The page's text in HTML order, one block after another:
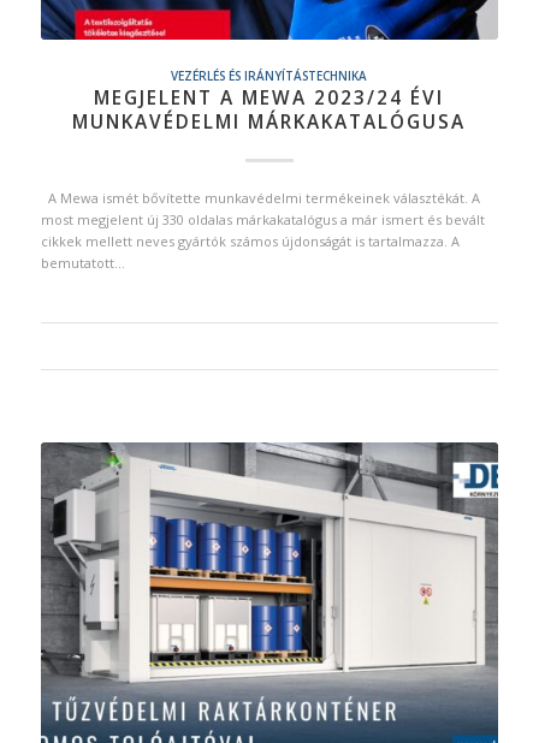
VEZÉRLÉS ÉS IRÁNYÍTÁSTECHNIKA
MEGJELENT A MEWA 2023/24 ÉVI
MUNKAVÉDELMI MÁRKAKATALÓGUSA
A Mewa ismét bővítette munkavédelmi termékeinek választékát. A
most megjelent új 330 oldalas márkakatalógus a már ismert és bevált
cikkek mellett neves gyártók számos újdonságát is tartalmazza. A
bemutatott…